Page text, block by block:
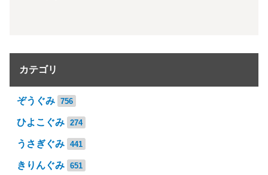
カテゴリ
ぞうぐみ 756
ひよこぐみ 274
うさぎぐみ 441
きりんぐみ 651